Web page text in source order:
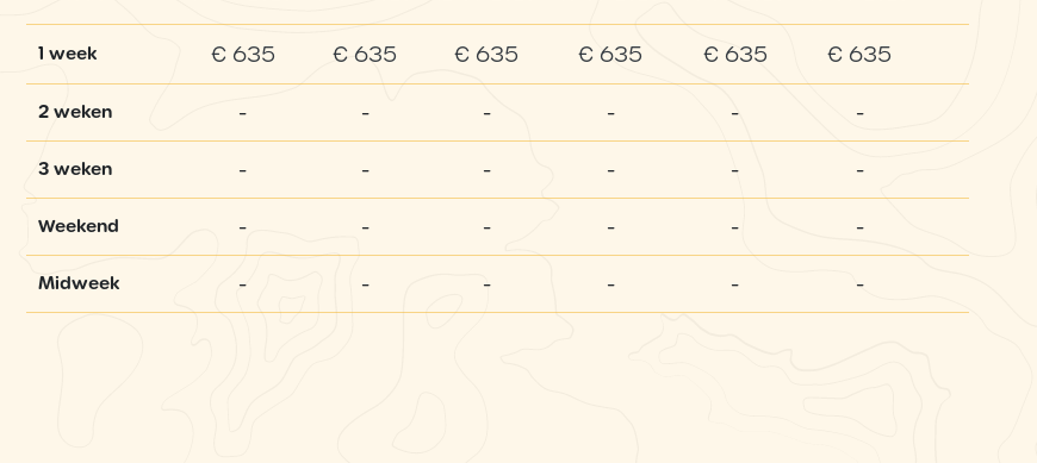
1 week € 635 € 635 € 635 € 635 € 635 € 635
2 weken - - - - - -
3 weken - - - - - -
Weekend - - - - - -
Midweek - - - - - -